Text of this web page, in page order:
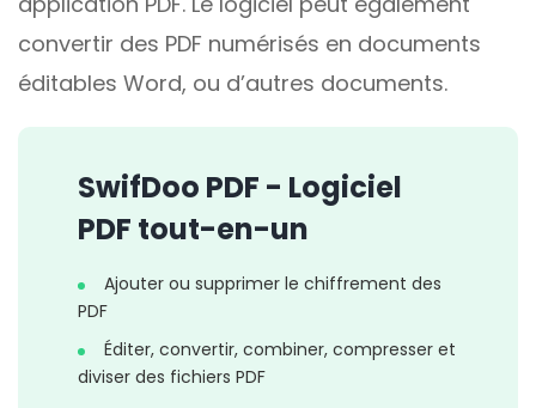
convertir des PDF numérisés en documents
éditables Word, ou d’autres documents.
SwifDoo PDF - Logiciel
PDF tout-en-un
Ajouter ou supprimer le chiffrement des
PDF
Éditer, convertir, combiner, compresser et
diviser des fichiers PDF